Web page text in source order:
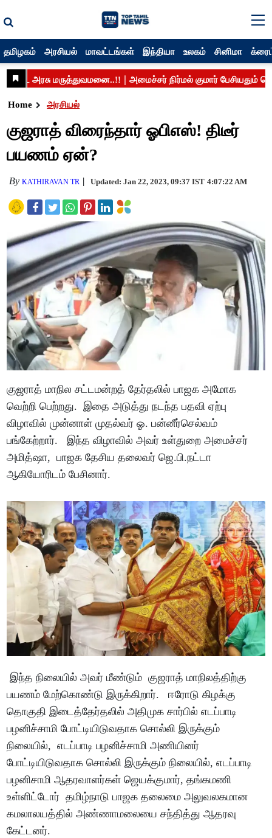
தமிழகம் அரசியல் மாவட்டங்கள் இந்தியா உலகம் சினிமா
Home அரசியல்
குஜராத் விரைந்தார் ஓபிஎஸ்! திடீர்
பயணம் ஏன்?
ByKATHIRAVAN TR Updated: Jan 22, 2023, 09:37 IST 4:07:22 AM
குஜராத் மாநில சட்டமன்றத் தேர்தலில் பாஜக அமோக
வெற்றி பெற்றது. இதை அடுத்து நடந்த பதவி ஏற்பு
விழாவில் முன்னாள் முதல்வர் ஓ. பன்னீர்செல்வம்
பங்கேற்றார். இந்த விழாவில் அவர் உள்துறை அமைச்சர்
அமித்ஷா, பாஜக தேசிய தலைவர் ஜெ.பி.நட்டா
ஆகியோரிடம் பேசினார்.
இந்த நிலையில் அவர் மீண்டும் குஜராத் மாநிலத்திற்கு
பயணம் மேற்கொண்டு இருக்கிறார். ஈரோடு கிழக்கு
தொகுதி இடைத்தேர்தலில் அதிமுக சார்பில் எடப்பாடி
பழனிச்சாமி போட்டியிடுவதாக சொல்லி இருக்கும்
நிலையில், எடப்பாடி பழனிச்சாமி அணியினர்
போட்டியிடுவதாக சொல்லி இருக்கும் நிலையில், எடப்பாடி
பழனிசாமி ஆதரவாளர்கள் ஜெயக்குமார், தங்கமணி
உள்ளிட்டோர் தமிழ்நாடு பாஜக தலைமை அலுவலகமான
கமலாலயத்தில் அண்ணாமலையை சந்தித்து ஆதரவு
கேட்டனர்.